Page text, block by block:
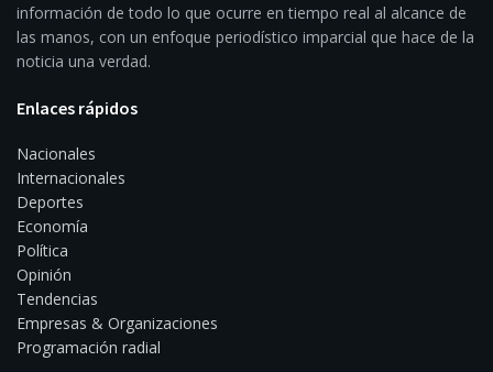
información de todo lo que ocurre en tiempo real al alcance de
las manos, con un enfoque periodístico imparcial que hace de la
noticia una verdad.
Enlaces rápidos
Nacionales
Internacionales
Deportes
Economía
Política
Opinión
Tendencias
Empresas & Organizaciones
Programación radial